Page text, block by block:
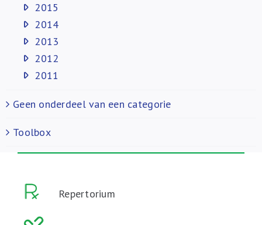
2015
2014
2013
2012
2011
Geen onderdeel van een categorie
Toolbox
Repertorium